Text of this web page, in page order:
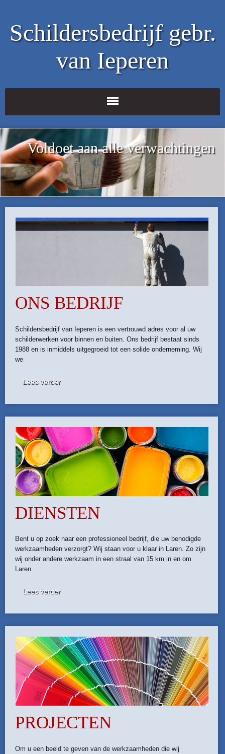
Schildersbedrijf gebr.
van Ieperen
Voldoet aan alle verwachtingen
ONS BEDRIJF
Schildersbedrijf van Ieperen is een vertrouwd adres voor al uw
schilderwerken voor binnen en buiten. Ons bedrijf bestaat sinds
1988 en is inmiddels uitgegroeid tot een solide onderneming. Wij
we
Lees verder
DIENSTEN
Bent u op zoek naar een professioneel bedrijf, die uw benodigde
werkzaamheden verzorgt? Wij staan voor u klaar in Laren. Zo zijn
wij onder andere werkzaam in een straal van 15 km in en om
Laren.
Lees verder
PROJECTEN
Om u een beeld te geven van de werkzaamheden die wij